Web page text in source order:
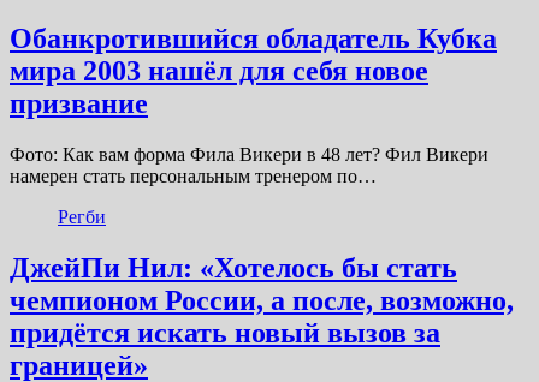
Обанкротившийся обладатель Кубка
мира 2003 нашёл для себя новое
призвание
Фото: Как вам форма Фила Викери в 48 лет? Фил Викери
намерен стать персональным тренером по…
Регби
ДжейПи Нил: «Хотелось бы стать
чемпионом России, а после, возможно,
придётся искать новый вызов за
границей»